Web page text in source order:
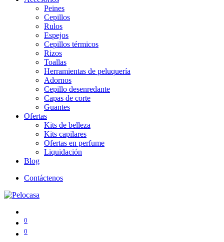
Peines
Cepillos
Rulos
Espejos
Cepillos térmicos
Rizos
Toallas
Herramientas de peluquería
Adornos
Cepillo desenredante
Capas de corte
Guantes
Ofertas
Kits de belleza
Kits capilares
Ofertas en perfume
Liquidación
Blog
Contáctenos
0
0